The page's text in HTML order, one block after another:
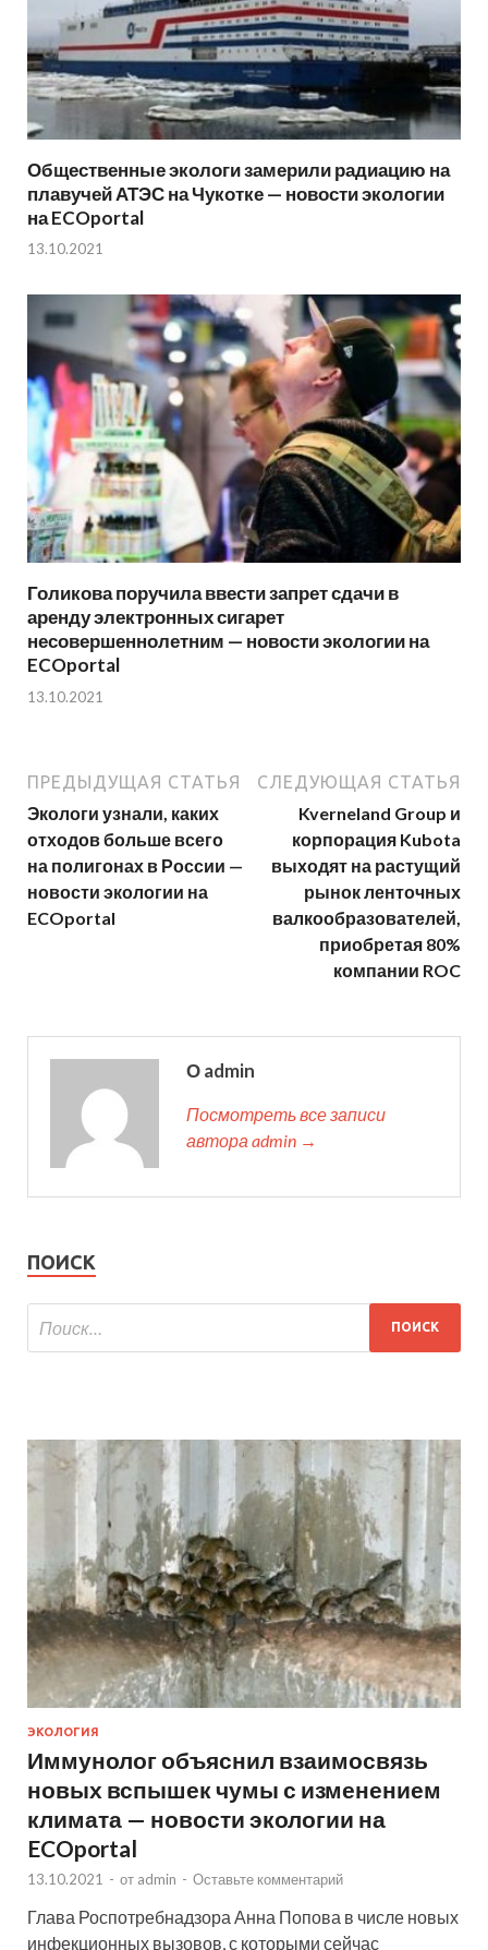
Общественные экологи замерили радиацию на
плавучей АТЭС на Чукотке — новости экологии
на ECOportal
13.10.2021
Голикова поручила ввести запрет сдачи в
аренду электронных сигарет
несовершеннолетним — новости экологии на
ECOportal
13.10.2021
ПРЕДЫДУЩАЯ СТАТЬЯ
Экологи узнали, каких
отходов больше всего
на полигонах в России —
новости экологии на
ECOportal
СЛЕДУЮЩАЯ СТАТЬЯ
Kverneland Group и
корпорация Kubota
выходят на растущий
рынок ленточных
валкообразователей,
приобретая 80%
компании ROC
О admin
Посмотреть все записи
автора admin →
ПОИСК
ЭКОЛОГИЯ
Иммунолог объяснил взаимосвязь
новых вспышек чумы с изменением
климата — новости экологии на
ECOportal
13.10.2021 - от admin - Оставьте комментарий
Глава Роспотребнадзора Анна Попова в числе новых
инфекционных вызовов, с которыми сейчас